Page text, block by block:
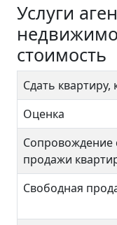
Услуги
стоимость
Сдать квартиру,
Оценка
Сопровождение
продажи
Свободная